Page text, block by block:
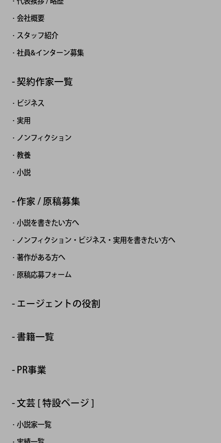
会社概要
スタッフ紹介
社員&インターン募集
契約作家一覧
ビジネス
実用
ノンフィクション
教養
小説
作家 / 原稿募集
小説を書きたい方へ
ノンフィクション・ビジネス・実用を書きたい方へ
著作がある方へ
原稿応募フォーム
エージェントの役割
書籍一覧
PR事業
文芸 [ 特設ページ ]
小説家一覧